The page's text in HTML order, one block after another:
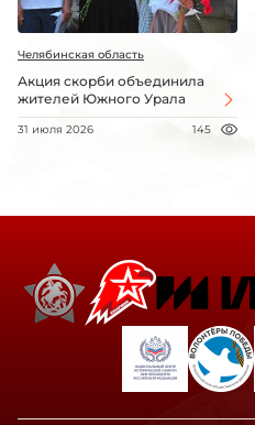
Челябинская область
Акция скорби объединила
жителей Южного Урала
31 июля 2026 145